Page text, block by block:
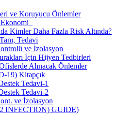
ve Koruyucu Önlemler
Kimler Daha Fazla Risk Altında?
Tedavi
ve İzolasyon
İçin Hijyen Tedbirleri
Alınacak Önlemler
19) Kitapçık
Tedavi-1
Tedavi-2
ve İzolasyon
INFECTION) GUIDE)